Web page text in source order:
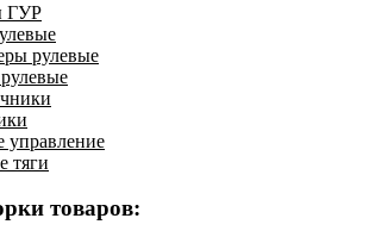
ГУР
рулевые
управление
тяги
товаров: